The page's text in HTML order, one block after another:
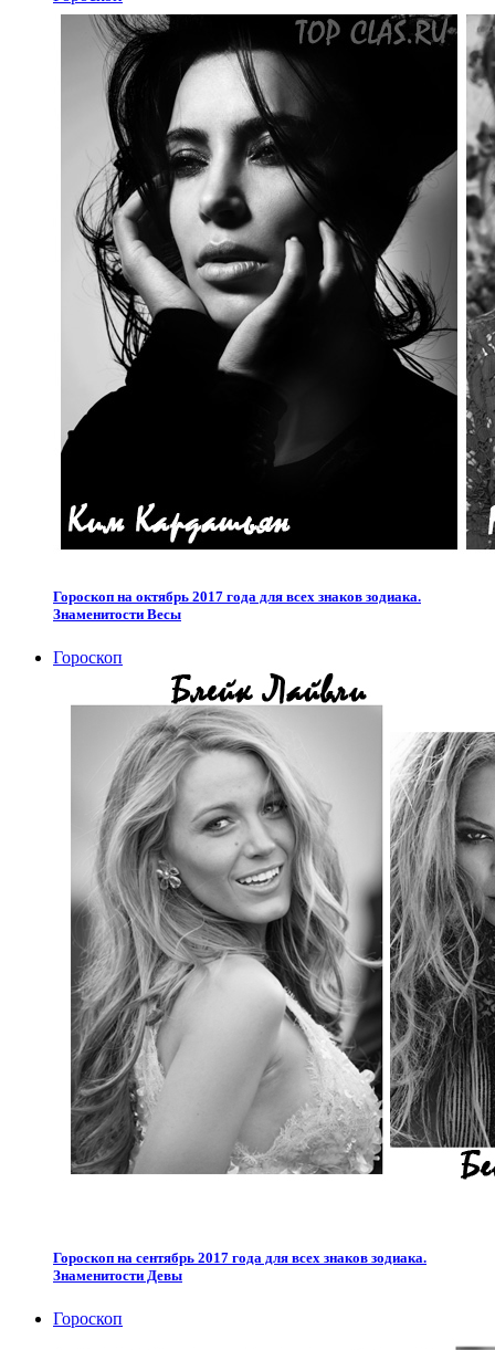
Гороскоп на октябрь 2017 года для всех знаков зодиака.
Знаменитости Весы
Гороскоп
Гороскоп на сентябрь 2017 года для всех знаков зодиака.
Знаменитости Девы
Гороскоп